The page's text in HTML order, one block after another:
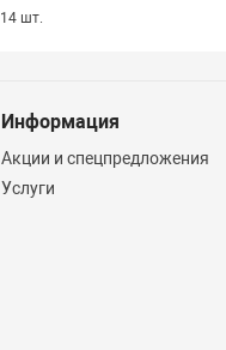
14 шт.
Информация
Акции и спецпредложения
Услуги